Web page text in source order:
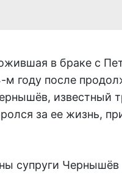
в браке с
году после
известный
за ее жизнь,
супруги